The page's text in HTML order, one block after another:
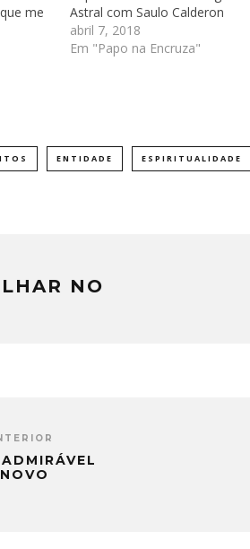
me
Astral com Saulo Calderon
abril 7, 2018
Em "Papo na Encruza"
ENTIDADE ESPIRITUALIDADE
NO